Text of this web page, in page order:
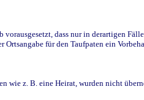
dass nur in derartigen
für den Taufpaten ein
wie z. B. eine Heirat, wurden nicht